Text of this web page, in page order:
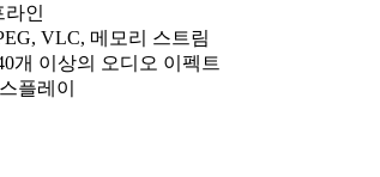
라인
VLC, 메모리 스트림
개 이상의 오디오 이펙트
플레이